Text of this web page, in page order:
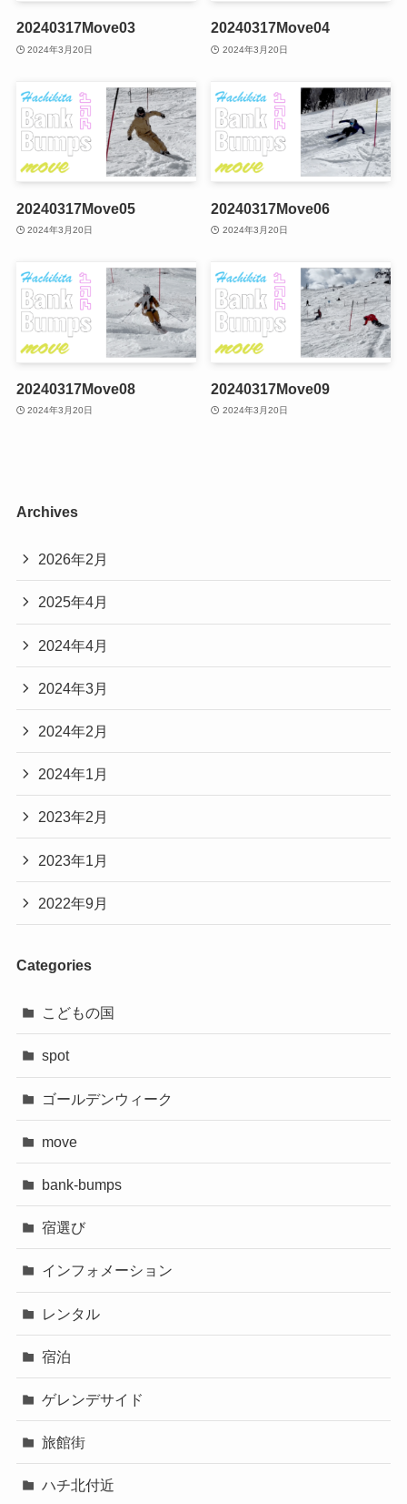
20240317Move03
2024年3月20日
20240317Move04
2024年3月20日
20240317Move05
2024年3月20日
20240317Move06
2024年3月20日
20240317Move08
2024年3月20日
20240317Move09
2024年3月20日
Archives
2026年2月
2025年4月
2024年4月
2024年3月
2024年2月
2024年1月
2023年2月
2023年1月
2022年9月
Categories
こどもの国
spot
ゴールデンウィーク
move
bank-bumps
宿選び
インフォメーション
レンタル
宿泊
ゲレンデサイド
旅館街
ハチ北付近